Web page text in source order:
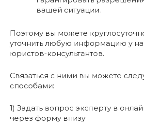
вашей ситуации.
Поэтому вы можете
уточнить любую информацию у
юристов-консультантов.
Связаться с ними вы можете
способами:
1) Задать вопрос эксперту в
через форму внизу